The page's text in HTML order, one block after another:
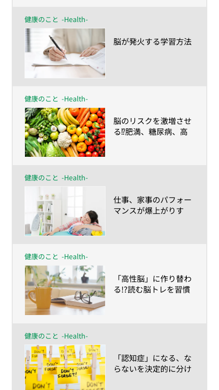
健康のこと -Health-
​脳が発火する学習方法
健康のこと -Health-
​脳のリスクを激増させ
る⁉肥満、糖尿病、高
健康のこと -Health-
​仕事、家事のパフォー
マンスが爆上がりす
健康のこと -Health-
​「高性脳」に作り替わ
る!?読む脳トレを習慣
健康のこと -Health-
​「認知症」になる、な
らないを決定的に分け